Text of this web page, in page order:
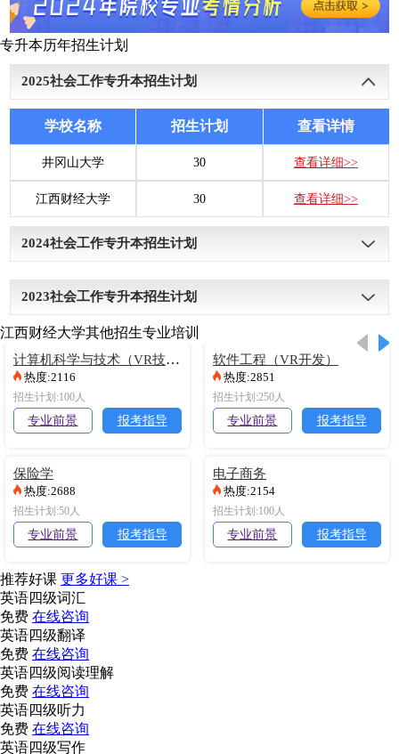
专升本历年招生计划
2025社会工作专升本招生计划
学校名称 招生计划 查看详情
井冈山大学 30 查看详细>>
江西财经大学 30 查看详细>>
2024社会工作专升本招生计划
学校名称 招生计划
井冈山大学 30
江西财经大学 查看详细>>
2023社会工作专升本招生计划
学校名称 招生计划
南昌工学院
江西财经大学 查看详细>>
江西财经大学其他招生专业培训
计算机科学与技术（VR技术）
热度:2116
招生计划:100人
专业前景 报考指导
软件工程（VR开发）
热度:2851
招生计划:250人
专业前景 报考指导
保险学
热度:2688
招生计划:50人
专业前景 报考指导
电子商务
热度:2154
招生计划:100人
专业前景 报考指导
推荐好课 更多好课 >
英语四级词汇
免费 在线咨询
英语四级翻译
免费 在线咨询
英语四级阅读理解
免费 在线咨询
英语四级听力
免费 在线咨询
英语四级写作